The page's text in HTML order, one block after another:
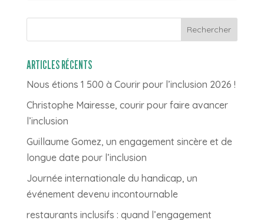
ARTICLES RÉCENTS
Nous étions 1 500 à Courir pour l’inclusion 2026 !
Christophe Mairesse, courir pour faire avancer
l’inclusion
Guillaume Gomez, un engagement sincère et de
longue date pour l’inclusion
Journée internationale du handicap, un
événement devenu incontournable
restaurants inclusifs : quand l’engagement